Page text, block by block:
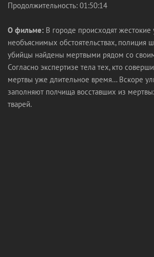
Продолжительность: 01:50:14
О фильме: В городе происходят жестокие
необъяснимых обстоятельствах, полиция
убийцы найдены мертвыми рядом со
Согласно экспертизе тела тех, кто
мертвы уже длительное время… Вскоре
заполняют полчища восставших из
тварей.